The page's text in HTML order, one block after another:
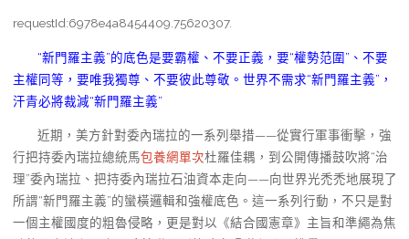
requestId:6978e4a8454409.75620307.
“新門羅主義”的底色是要霸權、不要正義，要“權勢范圍”、不要
主權同等，要唯我獨尊、不要彼此尊敬。世界不需求“新門羅主義”，
汗青必將裁減“新門羅主義”
近期，美方針對委內瑞拉的一系列舉措——從實行軍事衝擊，強
行把持委內瑞拉總統馬包養網單次杜羅佳耦，到公開傳播鼓吹將“治
理”委內瑞拉、把持委內瑞拉石油資本走向——向世界光禿禿地展現了
所謂“新門羅主義”的蠻橫邏輯和強權底色。這一系列行動，不只是對
一個主權國度的粗魯侵略，更是對以《結合國憲章》主旨和準繩為焦